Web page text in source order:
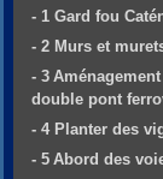
- 1 Gard fou
- 2 Murs et
- 3
double pont
- 4 Planter des
- 5 Abord des